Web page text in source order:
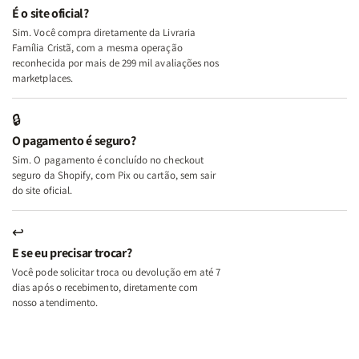
e
Deus
+
A
Mulher
Lar
+
A
Lar
É o site oficial?
Sim. Você compra diretamente da Livraria
Família Cristã, com a mesma operação
reconhecida por mais de 299 mil avaliações nos
marketplaces.
🔒
O pagamento é seguro?
Sim. O pagamento é concluído no checkout
seguro da Shopify, com Pix ou cartão, sem sair
do site oficial.
↩
E se eu precisar trocar?
Você pode solicitar troca ou devolução em até 7
dias após o recebimento, diretamente com
nosso atendimento.